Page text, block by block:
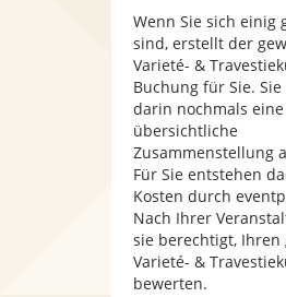
Wenn Sie sich einig
sind, erstellt der
Varieté- &
Buchung für Sie.
darin nochmals eine
übersichtliche
Zusammenstellung
Für Sie entstehen
Kosten durch
Nach Ihrer
sie berechtigt, Ihren
Varieté- &
bewerten.